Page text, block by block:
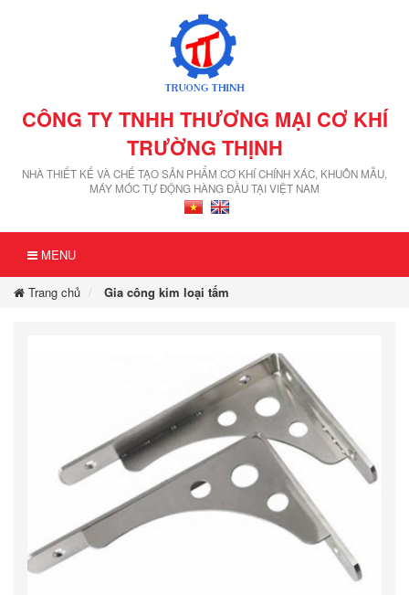
CÔNG TY TNHH THƯƠNG MẠI CƠ KHÍ
TRƯỜNG THỊNH
NHÀ THIẾT KẾ VÀ CHẾ TẠO SẢN PHẨM CƠ KHÍ CHÍNH XÁC, KHUÔN MẪU,
MÁY MÓC TỰ ĐỘNG HÀNG ĐẦU TẠI VIỆT NAM
MENU
Trang chủ Gia công kim loại tấm